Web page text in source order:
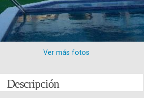
Ver más fotos
Descripción